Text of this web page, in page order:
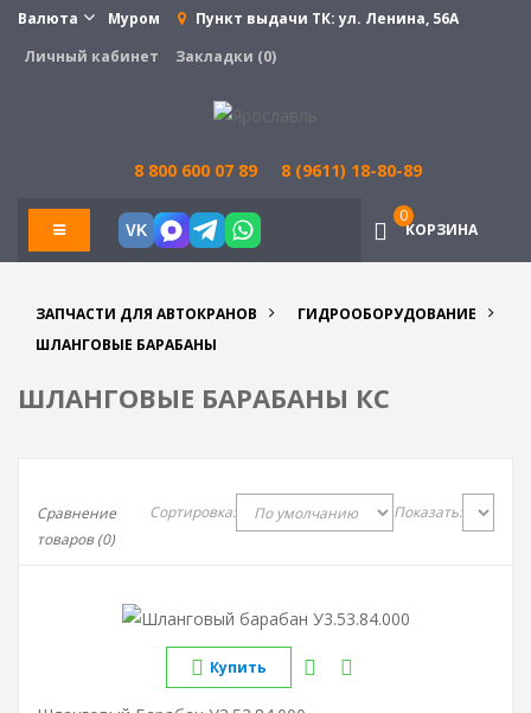
Валюта Муром Пункт выдачи ТК:ул. Ленина, 56А
Личный кабинет
Закладки (0)
8 800 600 07 89 8 (9611) 18-80-89
VK КОРЗИНА
0
ЗАПЧАСТИ ДЛЯ АВТОКРАНОВ
ГИДРООБОРУДОВАНИЕ
ШЛАНГОВЫЕ БАРАБАНЫ
ШЛАНГОВЫЕ БАРАБАНЫ КС
Сравнение
товаров (0)
Сортировка: Показать:
Купить